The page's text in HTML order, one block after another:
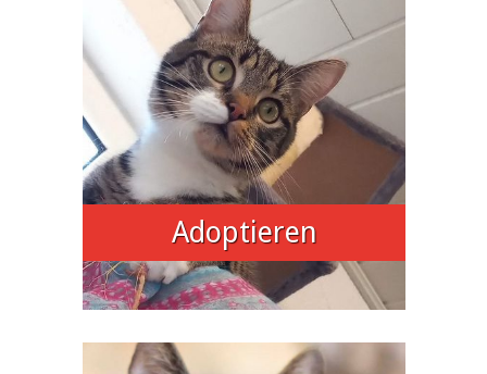
Adoptieren